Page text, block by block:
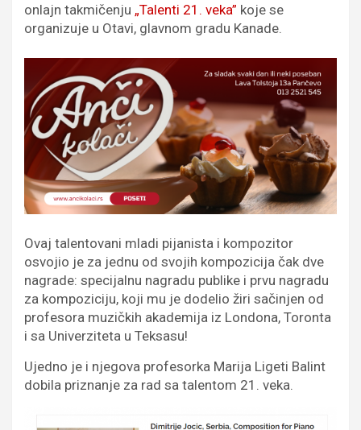
onlajn takmičenju „Talenti 21. veka” koje se
organizuje u Otavi, glavnom gradu Kanade.
Ovaj talentovani mladi pijanista i kompozitor
osvojio je za jednu od svojih kompozicija čak dve
nagrade: specijalnu nagradu publike i prvu nagradu
za kompoziciju, koji mu je dodelio žiri sačinjen od
profesora muzičkih akademija iz Londona, Toronta
i sa Univerziteta u Teksasu!
Ujedno je i njegova profesorka Marija Ligeti Balint
dobila priznanje za rad sa talentom 21. veka.